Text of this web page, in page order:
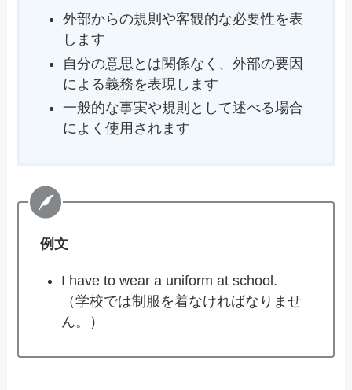
外部からの規則や客観的な必要性を表
します
自分の意思とは関係なく、外部の要因
による義務を表現します
一般的な事実や規則として述べる場合
によく使用されます
例文
I have to wear a uniform at school.
（学校では制服を着なければなりませ
ん。）